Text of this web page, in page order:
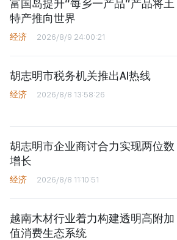
富国岛提升“每乡一产品”产品将土
特产推向世界
经济 2026/8/9 24:00:21
胡志明市税务机关推出AI热线
经济 2026/8/8 13:58:26
胡志明市企业商讨合力实现两位数
增长
经济 2026/8/8 11:10:51
越南木材行业着力构建透明高附加
值消费生态系统